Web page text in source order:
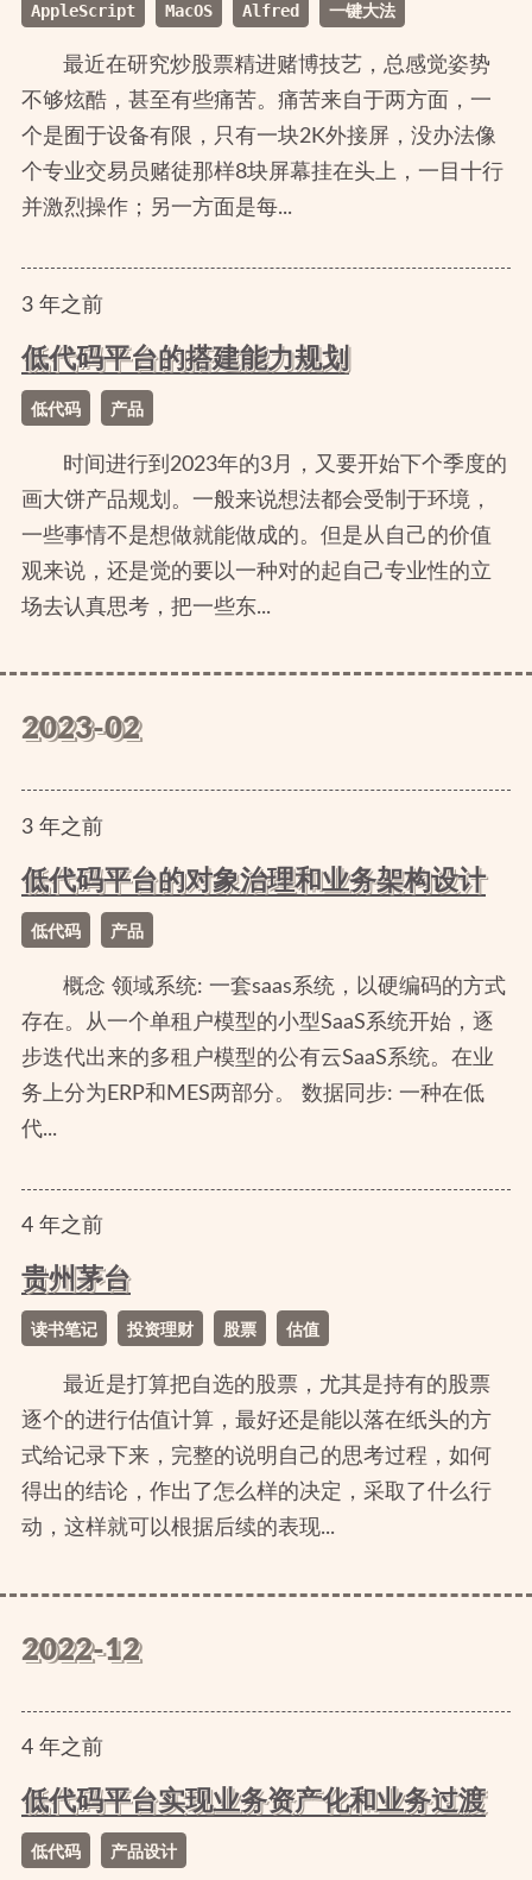
AppleScript MacOS Alfred 一键大法
最近在研究炒股票精进赌博技艺，总感觉姿势
不够炫酷，甚至有些痛苦。痛苦来自于两方面，一
个是囿于设备有限，只有一块2K外接屏，没办法像
个专业交易员赌徒那样8块屏幕挂在头上，一目十行
并激烈操作；另一方面是每...
3年之前
低代码平台的搭建能力规划
低代码 产品
时间进行到2023年的3月，又要开始下个季度的
画大饼产品规划。一般来说想法都会受制于环境，
一些事情不是想做就能做成的。但是从自己的价值
观来说，还是觉的要以一种对的起自己专业性的立
场去认真思考，把一些东...
2023-02
3年之前
低代码平台的对象治理和业务架构设计
低代码 产品
概念 领域系统: 一套saas系统，以硬编码的方式
存在。从一个单租户模型的小型SaaS系统开始，逐
步迭代出来的多租户模型的公有云SaaS系统。在业
务上分为ERP和MES两部分。 数据同步: 一种在低
代...
4年之前
贵州茅台
读书笔记 投资理财 股票 估值
最近是打算把自选的股票，尤其是持有的股票
逐个的进行估值计算，最好还是能以落在纸头的方
式给记录下来，完整的说明自己的思考过程，如何
得出的结论，作出了怎么样的决定，采取了什么行
动，这样就可以根据后续的表现...
2022-12
4年之前
低代码平台实现业务资产化和业务过渡
低代码 产品设计